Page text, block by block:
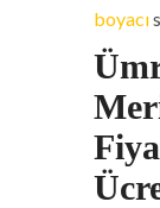
boyacı